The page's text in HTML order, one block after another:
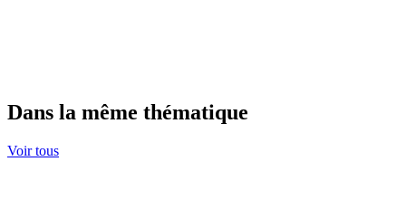
Dans la même thématique
Voir tous